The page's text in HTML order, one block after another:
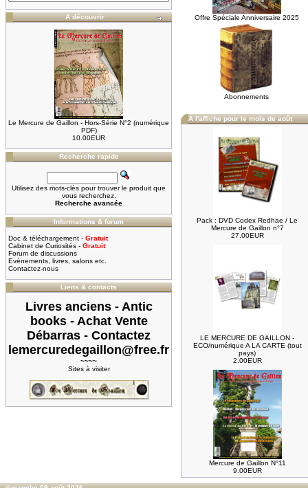
A découvrir
Le Mercure de Gaillon - Hors-Série N°2 (numérique
PDF)
10.00EUR
Recherche rapide
Utilisez des mots-clés pour trouver le produit que
vous recherchez.
Recherche avancée
Informations & forum
Doc & téléchargement - Gratuit
Cabinet de Curiosités - Gratuit
Forum de discussions
Evènements, livres, salons etc.
Contactez-nous
Liens & contacts
Livres anciens - Antic
books - Achat Vente
Débarras - Contactez
lemercuredegaillon@free.fr
~~~~
Sites à visiter
Offre Spéciale Anniversaire 2025
Abonnements
A l'affiche pour le mois de août
Pack : DVD Codex Redhae / Le
Mercure de Gaillon n°7
27.00EUR
LE MERCURE DE GAILLON -
ECO/numérique A LA CARTE (tout
pays)
2.00EUR
Mercure de Gaillon N°11
9.00EUR